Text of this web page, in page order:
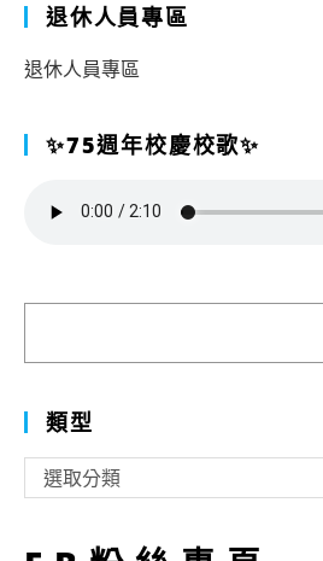
退休人員專區
退休人員專區
✨75週年校慶校歌✨
類型
型
選取分類